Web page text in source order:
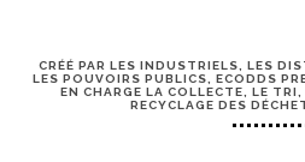
CRÉÉ PAR LES INDUSTRIELS, LES
LES POUVOIRS PUBLICS, ECODDS
EN CHARGE LA COLLECTE, LE
RECYCLAGE DES